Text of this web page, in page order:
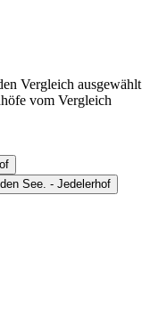
Vergleich ausgewählt
vom Vergleich